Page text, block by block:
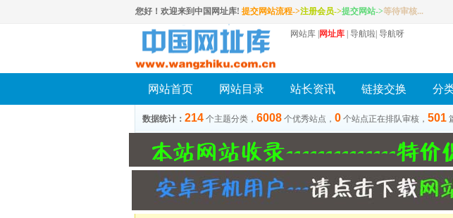
您好！欢迎来到中国网址库! 提交网站流程->注册会员->提交网站->等待审核...
网站库 网址库 导航啦 导航呀
网站首页 网站目录 站长资讯 链接交换 分
数据统计： 214 个主题分类， 6008 个优秀站点， 0 个站点正在排队审核， 501